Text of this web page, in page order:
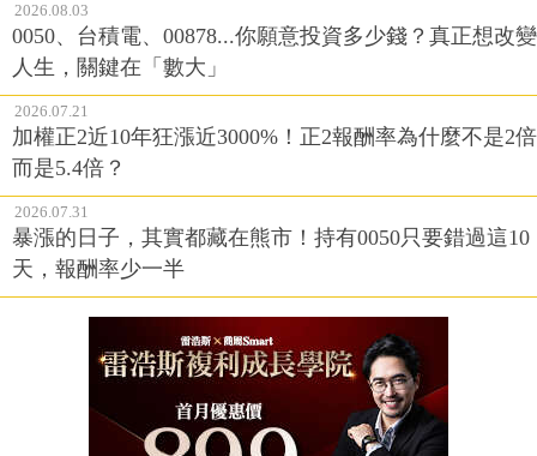
2026.08.03
0050、台積電、00878...你願意投資多少錢？真正想改變
人生，關鍵在「數大」
2026.07.21
加權正2近10年狂漲近3000%！正2報酬率為什麼不是2倍
而是5.4倍？
2026.07.31
暴漲的日子，其實都藏在熊市！持有0050只要錯過這10
天，報酬率少一半